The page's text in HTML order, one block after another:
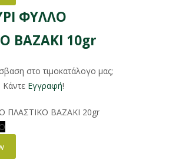
ΦΥΛΛΟ
ΒΑΖΑΚΙ 10gr
στο τιμοκατάλογο μας;
Κάντε Εγγραφή!